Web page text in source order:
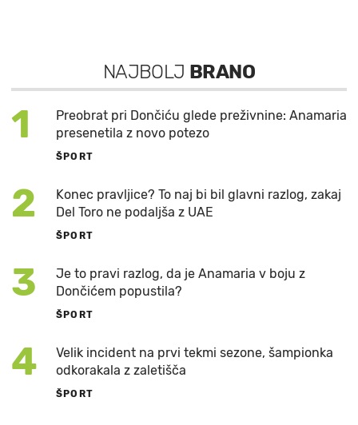
NAJBOLJ BRANO
1
Preobrat pri Dončiću glede preživnine: Anamaria
presenetila z novo potezo
ŠPORT
2
Konec pravljice? To naj bi bil glavni razlog, zakaj
Del Toro ne podaljša z UAE
ŠPORT
3
Je to pravi razlog, da je Anamaria v boju z
Dončićem popustila?
ŠPORT
4
Velik incident na prvi tekmi sezone, šampionka
odkorakala z zaletišča
ŠPORT